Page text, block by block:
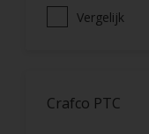
Vergelijk
Crafco PTC